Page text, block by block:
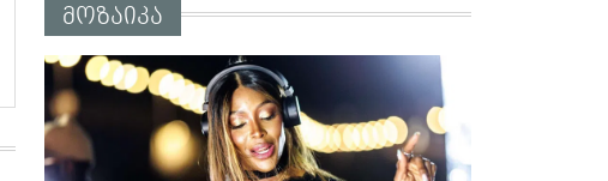
მოზაიკა